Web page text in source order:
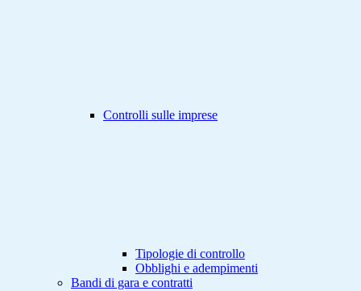
Controlli sulle imprese
Tipologie di controllo
Obblighi e adempimenti
Bandi di gara e contratti